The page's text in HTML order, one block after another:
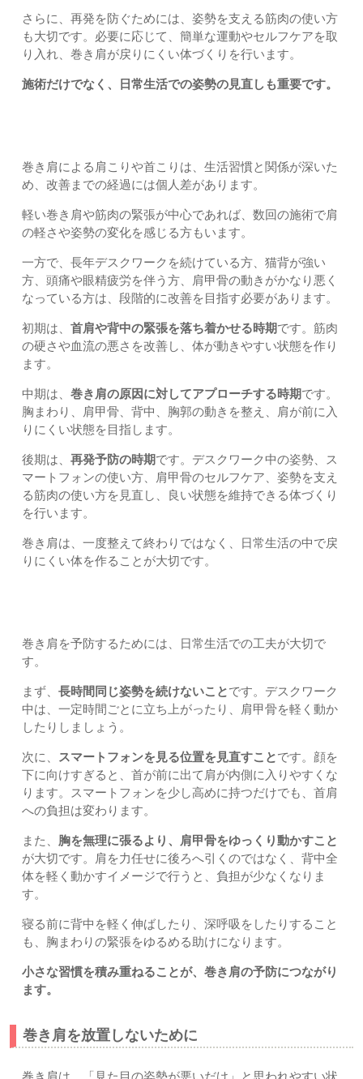
さらに、再発を防ぐためには、姿勢を支える筋肉の使い方
も大切です。必要に応じて、簡単な運動やセルフケアを取
り入れ、巻き肩が戻りにくい体づくりを行います。
施術だけでなく、日常生活での姿勢の見直しも重要です。
巻き肩による肩こりや首こりは、生活習慣と関係が深いた
め、改善までの経過には個人差があります。
軽い巻き肩や筋肉の緊張が中心であれば、数回の施術で肩
の軽さや姿勢の変化を感じる方もいます。
一方で、長年デスクワークを続けている方、猫背が強い
方、頭痛や眼精疲労を伴う方、肩甲骨の動きがかなり悪く
なっている方は、段階的に改善を目指す必要があります。
初期は、 首肩や背中の緊張を落ち着かせる時期です。筋肉
の硬さや血流の悪さを改善し、体が動きやすい状態を作り
ます。
中期は、 巻き肩の原因に対してアプローチする時期です。
胸まわり、肩甲骨、背中、胸郭の動きを整え、肩が前に入
りにくい状態を目指します。
後期は、 再発予防の時期です。デスクワーク中の姿勢、ス
マートフォンの使い方、肩甲骨のセルフケア、姿勢を支え
る筋肉の使い方を見直し、良い状態を維持できる体づくり
を行います。
巻き肩は、一度整えて終わりではなく、日常生活の中で戻
りにくい体を作ることが大切です。
巻き肩を予防するためには、日常生活での工夫が大切で
す。
まず、 長時間同じ姿勢を続けないことです。デスクワーク
中は、一定時間ごとに立ち上がったり、肩甲骨を軽く動か
したりしましょう。
次に、 スマートフォンを見る位置を見直すことです。顔を
下に向けすぎると、首が前に出て肩が内側に入りやすくな
ります。スマートフォンを少し高めに持つだけでも、首肩
への負担は変わります。
また、 胸を無理に張るより、肩甲骨をゆっくり動かすこと
が大切です。肩を力任せに後ろへ引くのではなく、背中全
体を軽く動かすイメージで行うと、負担が少なくなりま
す。
寝る前に背中を軽く伸ばしたり、深呼吸をしたりすること
も、胸まわりの緊張をゆるめる助けになります。
小さな習慣を積み重ねることが、巻き肩の予防につながり
ます。
巻き肩を放置しないために
巻き肩は、「見た目の姿勢が悪いだけ」と思われやすい状